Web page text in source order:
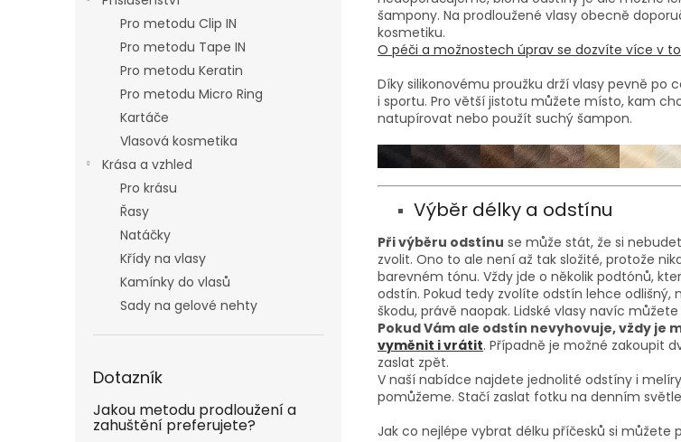
Pro metodu Clip IN
Pro metodu Tape IN
Pro metodu Keratin
Pro metodu Micro Ring
Kartáče
Vlasová kosmetika
Krása a vzhled
Pro krásu
Řasy
Natáčky
Křídy na vlasy
Kamínky do vlasů
Sady na gelové nehty
Dotazník
Jakou metodu prodloužení a
zahuštění preferujete?
šampony. Na prodloužené vlasy obecně
kosmetiku.
O péči a možnostech úprav se dozvíte více v
Díky silikonovému proužku drží vlasy pevně po
i sportu. Pro větší jistotu můžete místo, kam
natupírovat nebo použít suchý šampon.
Výběr délky a odstínu
Při výběru odstínu se může stát, že si
zvolit. Ono to ale není až tak složité, protože
barevném tónu. Vždy jde o několik podtónů,
odstín. Pokud tedy zvolíte odstín lehce odlišný,
škodu, právě naopak. Lidské vlasy navíc
Pokud Vám ale odstín nevyhovuje, vždy je
vyměnit i vrátit. Případně je možné zakoupit
zaslat zpět.
V naší nabídce najdete jednolité odstíny i
pomůžeme. Stačí zaslat fotku na denním
Jak co nejlépe vybrat délku příčesků si můžete